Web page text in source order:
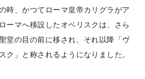
時、かつてローマ皇帝カリグラがア
ーマへ移設したオベリスクは、さら
堂の目の前に移され、それ以降「ヴ
ク」と称されるようになりました。